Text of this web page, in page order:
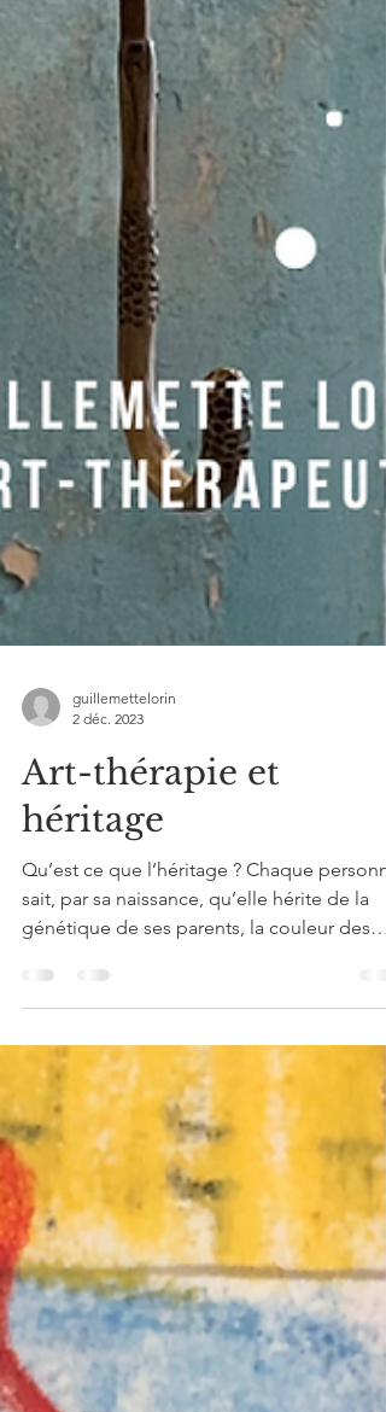
guillemettelorin
2 déc. 2023
Art-thérapie et
héritage
Qu’est ce que l’héritage ? Chaque